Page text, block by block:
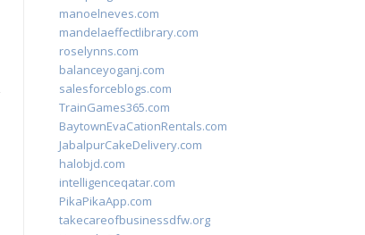
manoelneves.com
mandelaeffectlibrary.com
roselynns.com
balanceyoganj.com
salesforceblogs.com
TrainGames365.com
BaytownEvaCationRentals.com
JabalpurCakeDelivery.com
halobjd.com
intelligenceqatar.com
PikaPikaApp.com
takecareofbusinessdfw.org